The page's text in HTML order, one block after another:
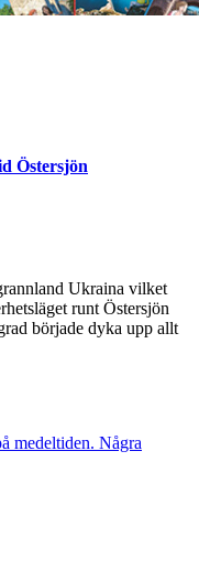
Östersjön
Ukraina vilket
runt Östersjön
började dyka upp allt